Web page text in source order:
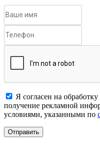
Я согласен на
получение рекламной
условиями, указанными по
Отправить